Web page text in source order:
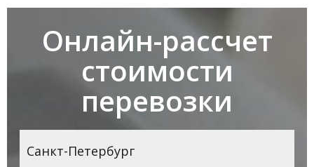
Онлайн-рассчет
стоимости
перевозки